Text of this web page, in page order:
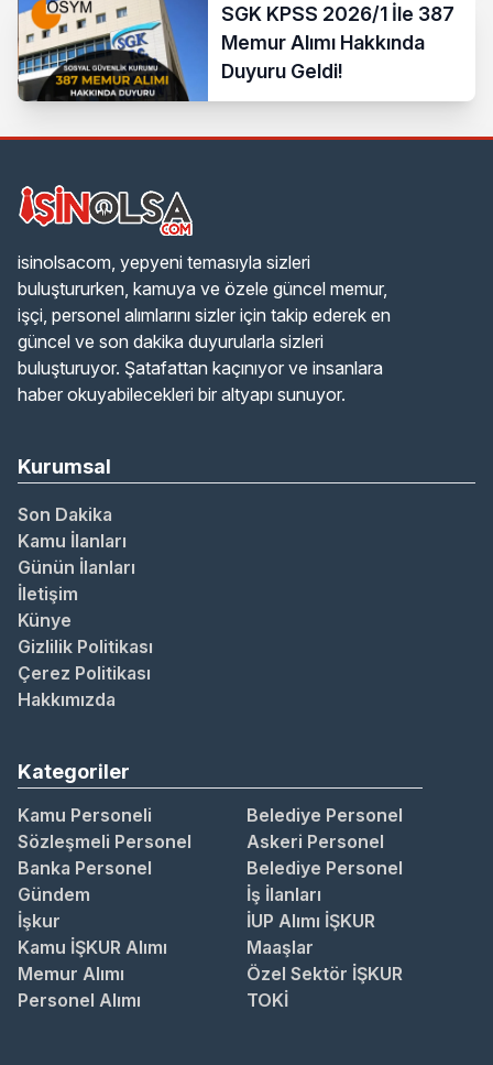
SGK KPSS 2026/1 İle 387
Memur Alımı Hakkında
Duyuru Geldi!
isinolsacom, yepyeni temasıyla sizleri
buluştururken, kamuya ve özele güncel memur,
işçi, personel alımlarını sizler için takip ederek en
güncel ve son dakika duyurularla sizleri
buluşturuyor. Şatafattan kaçınıyor ve insanlara
haber okuyabilecekleri bir altyapı sunuyor.
Kurumsal
Son Dakika
Kamu İlanları
Günün İlanları
İletişim
Künye
Gizlilik Politikası
Çerez Politikası
Hakkımızda
Kategoriler
Kamu Personeli
Belediye Personel
Sözleşmeli Personel
Askeri Personel
Banka Personel
Belediye Personel
Gündem
İş İlanları
İşkur
İUP Alımı İŞKUR
Kamu İŞKUR Alımı
Maaşlar
Memur Alımı
Özel Sektör İŞKUR
Personel Alımı
TOKİ